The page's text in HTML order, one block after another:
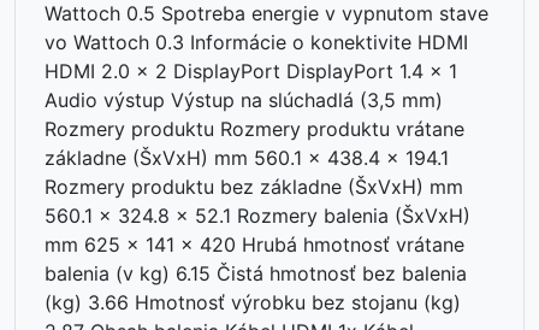
Wattoch 0.5 Spotreba energie v vypnutom stave
vo Wattoch 0.3 Informácie o konektivite HDMI
HDMI 2.0 x 2 DisplayPort DisplayPort 1.4 x 1
Audio výstup Výstup na slúchadlá (3,5 mm)
Rozmery produktu Rozmery produktu vrátane
základne (ŠxVxH) mm 560.1 x 438.4 x 194.1
Rozmery produktu bez základne (ŠxVxH) mm
560.1 x 324.8 x 52.1 Rozmery balenia (ŠxVxH)
mm 625 x 141 x 420 Hrubá hmotnosť vrátane
balenia (v kg) 6.15 Čistá hmotnosť bez balenia
(kg) 3.66 Hmotnosť výrobku bez stojanu (kg)